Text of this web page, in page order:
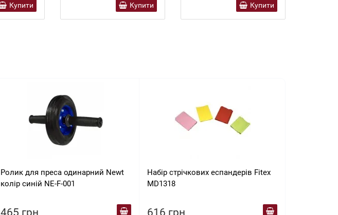
Купити Купити Купити
Ролик для преса одинарний Newt
колір синій NE-F-001
465 грн
Набір стрічкових еспандерів Fitex
MD1318
616 грн